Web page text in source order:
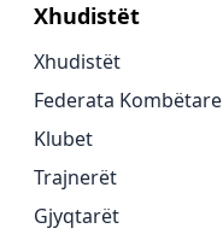
Xhudistët
Xhudistët
Federata Kombëtare
Klubet
Trajnerët
Gjyqtarët